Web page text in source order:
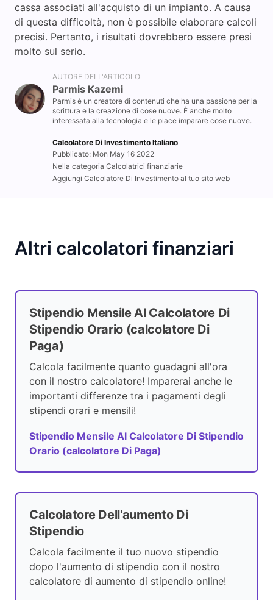
cassa associati all'acquisto di un impianto. A causa
di questa difficoltà, non è possibile elaborare calcoli
precisi. Pertanto, i risultati dovrebbero essere presi
molto sul serio.
AUTORE DELL'ARTICOLO
Parmis Kazemi
Parmis è un creatore di contenuti che ha una passione per la
scrittura e la creazione di cose nuove. È anche molto
interessata alla tecnologia e le piace imparare cose nuove.
Calcolatore Di Investimento Italiano
Pubblicato: Mon May 16 2022
Nella categoria Calcolatrici finanziarie
Aggiungi Calcolatore Di Investimento al tuo sito web
Altri calcolatori finanziari
Stipendio Mensile Al Calcolatore Di
Stipendio Orario (calcolatore Di
Paga)
Calcola facilmente quanto guadagni all'ora
con il nostro calcolatore! Imparerai anche le
importanti differenze tra i pagamenti degli
stipendi orari e mensili!
Stipendio Mensile Al Calcolatore Di Stipendio
Orario (calcolatore Di Paga)
Calcolatore Dell'aumento Di
Stipendio
Calcola facilmente il tuo nuovo stipendio
dopo l'aumento di stipendio con il nostro
calcolatore di aumento di stipendio online!